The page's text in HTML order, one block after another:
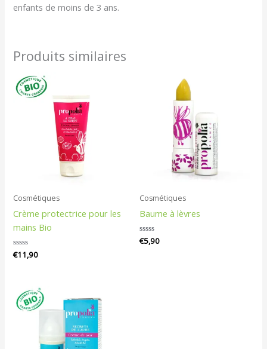
enfants de moins de 3 ans.
Produits similaires
Cosmétiques
Crème protectrice pour les
mains Bio
Note
€11,90
Cosmétiques
Baume à lèvres
Note
€5,90